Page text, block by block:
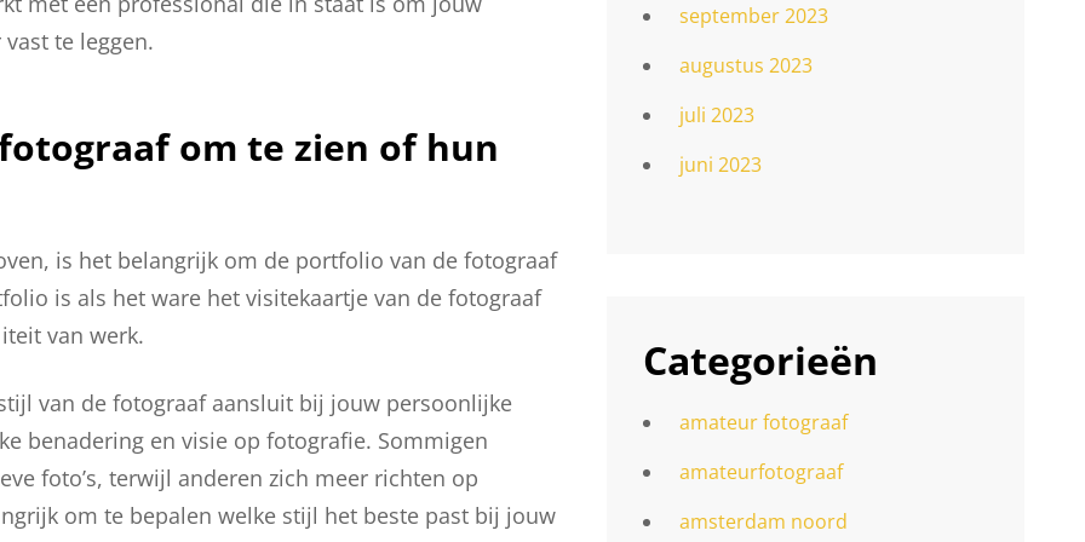
te leggen.
om te zien of hun
is het belangrijk om de portfolio van de fotograaf
is als het ware het visitekaartje van de fotograaf
van werk.
van de fotograaf aansluit bij jouw persoonlijke
benadering en visie op fotografie. Sommigen
foto’s, terwijl anderen zich meer richten op
om te bepalen welke stijl het beste past bij jouw
september 2023
augustus 2023
juli 2023
juni 2023
Categorieën
amateur fotograaf
amateurfotograaf
amsterdam noord